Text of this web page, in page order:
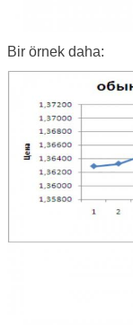
Bir örnek daha: